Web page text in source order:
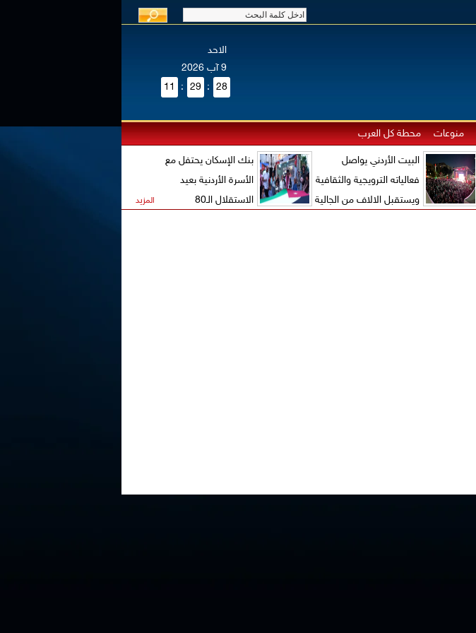
الاحد
9 آب 2026
11
: 29 : 28
منوعات محطة كل العرب
البيت الأردني يواصل
فعالياته الترويجية والثقافية
ويستقبل الالاف من الجالية
بنك الإسكان يحتفل مع
الأسرة الأردنية بعيد
الاستقلال الـ80
المزيد